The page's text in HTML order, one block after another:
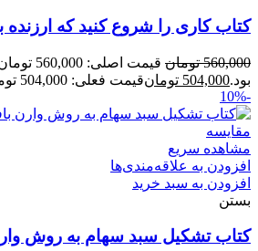
کتاب کاری را شروع کنید که ارزنده
560,000 تومان
قیمت اصلی: 560,000
بود.504,000 تومانقیمت فعلی: 504,000 تومان.
-10%
مقایسه
مشاهده سریع
افزودن به علاقه‌مندی‌ها
افزودن به سبد خرید
بستن
کتاب تشکیل سبد سهام به روش